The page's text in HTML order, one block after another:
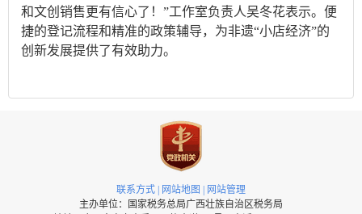
和文创销售更有信心了！”工作室负责人吴冬花表示。便
捷的登记流程和精准的政策辅导，为非遗“小店经济”的
创新发展提供了有效助力。
联系方式 | 网站地图 | 网站管理
主办单位：国家税务总局广西壮族自治区税务局